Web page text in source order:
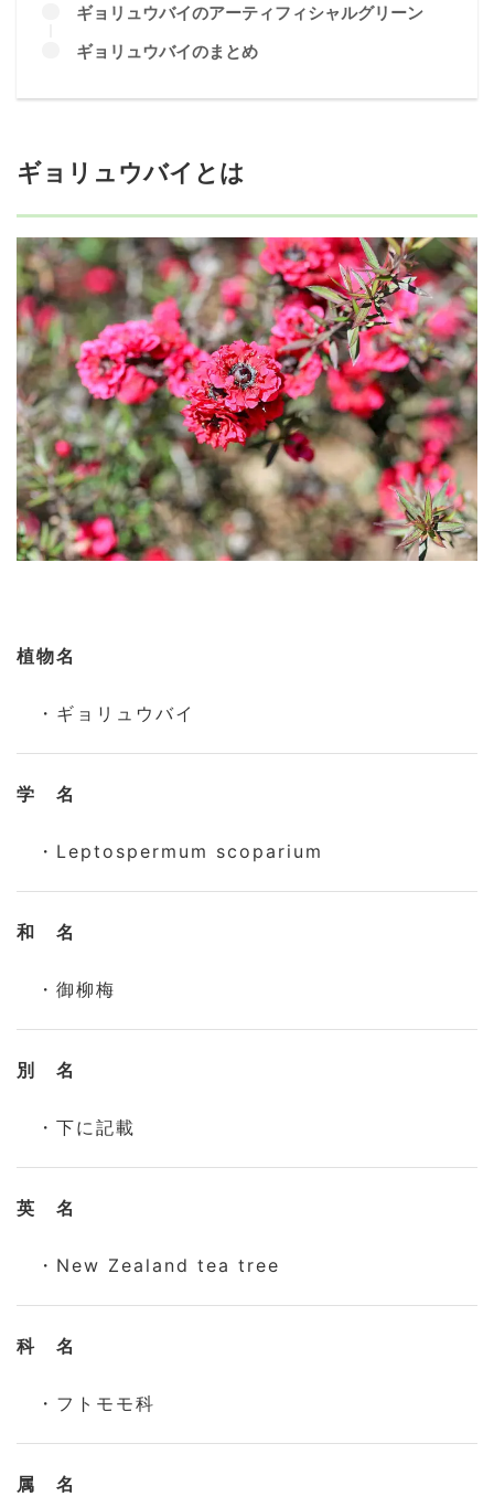
ギョリュウバイのアーティフィシャルグリーン
ギョリュウバイのまとめ
ギョリュウバイとは
植物名
・ギョリュウバイ
学 名
・Leptospermum scoparium
和 名
・御柳梅
別 名
・下に記載
英 名
・New Zealand tea tree
科 名
・フトモモ科
属 名